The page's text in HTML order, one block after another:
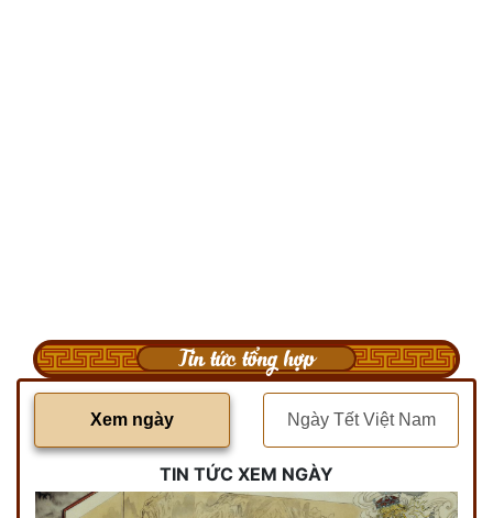
Tin tức tổng hợp
Xem ngày Ngày Tết Việt Nam
TIN TỨC XEM NGÀY